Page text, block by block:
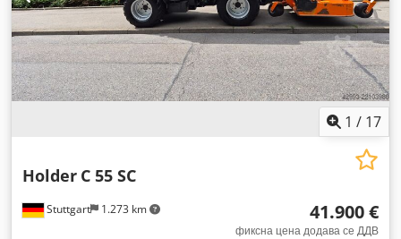
1 / 17
Stuttgart 1.273 km
Holder C 55 SC
41.900 €
фиксна цена додава се ДДВ